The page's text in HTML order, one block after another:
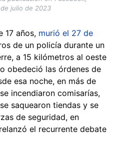
julio de 2023
17 años, murió el 27 de
de un policía durante un
a 15 kilómetros al oeste
obedeció las órdenes de
esa noche, en más de
incendiaron comisarías,
saquearon tiendas y se
de seguridad, en
el recurrente debate